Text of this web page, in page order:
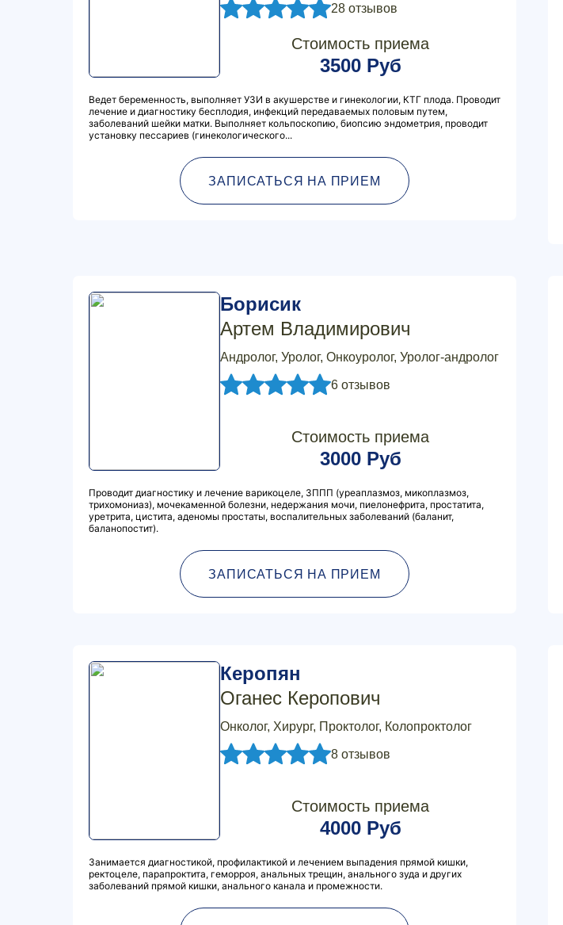
28 отзывов
Стоимость приема
3500 Руб
Ведет беременность, выполняет УЗИ в акушерстве и гинекологии, КТГ плода. Проводит
лечение и диагностику бесплодия, инфекций передаваемых половым путем,
заболеваний шейки матки. Выполняет кольпоскопию, биопсию эндометрия, проводит
установку пессариев (гинекологического...
ЗАПИСАТЬСЯ НА ПРИЕМ
Борисик
Артем Владимирович
Андролог, Уролог, Онкоуролог, Уролог-андролог
6 отзывов
Стоимость приема
3000 Руб
Проводит диагностику и лечение варикоцеле, ЗППП (уреаплазмоз, микоплазмоз,
трихомониаз), мочекаменной болезни, недержания мочи, пиелонефрита, простатита,
уретрита, цистита, аденомы простаты, воспалительных заболеваний (баланит,
баланопостит).
ЗАПИСАТЬСЯ НА ПРИЕМ
Керопян
Оганес Керопович
Онколог, Хирург, Проктолог, Колопроктолог
8 отзывов
Стоимость приема
4000 Руб
Занимается диагностикой, профилактикой и лечением выпадения прямой кишки,
ректоцеле, парапроктита, геморроя, анальных трещин, анального зуда и других
заболеваний прямой кишки, анального канала и промежности.